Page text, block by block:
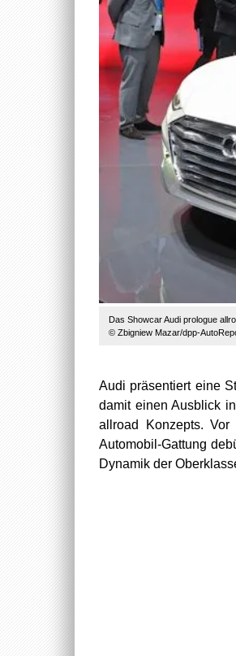
Das Showcar Audi prologue
© Zbigniew Mazar/dpp-
Audi präsentiert eine
damit einen Ausblick
allroad Konzepts.
Automobil-Gattung
Dynamik der